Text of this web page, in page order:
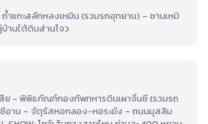
ำแกะสลักหลงเหมิน (รวมรถอุทยาน) – ซานเหมิ
านใต้ดินส่านโจว
สีย - พิพิธภัณฑ์กองทัพทหารดินเผาจิ๋นซี (รวมรถ
อาน – จัตุรัสหอกลอง-หอระฆัง – ถนนมุสลิม